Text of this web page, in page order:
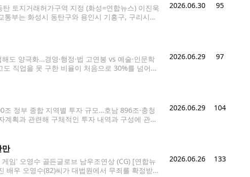
토지거래허가구역 지정 (화성=연합뉴스) 이진욱
부는 화성시 동탄구와 용인시 기흥구, 구리시를
2026.06.30 95
도 양극화…경영·행정·법 고연봉 vs 예술·인문학
직업을 못 구한 비율이 처음으로 30%를 넘어섰
2026.06.29 97
정부 종합 지역별 투자 규모…호남 896조·충청
획과 관련해 구체적인 투자 내역과 구성에 관심
2026.06.29 104
임' 오영수 골든글로브 남우조연상 (CG) [연합뉴
우 오영수(82)씨가 대법원에서 무죄를 확정받았
2026.06.26 133